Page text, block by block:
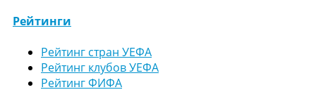
Рейтинги
Рейтинг стран УЕФА
Рейтинг клубов УЕФА
Рейтинг ФИФА